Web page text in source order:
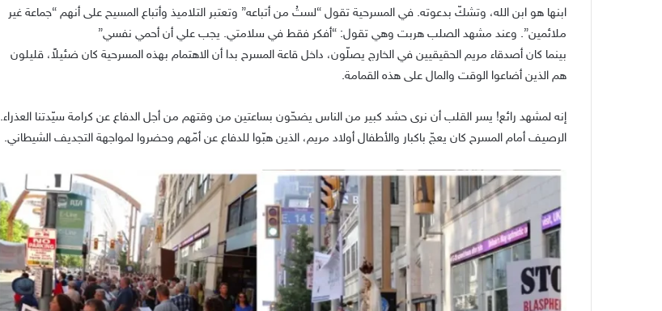
ابنها هو ابن الله، وتشكّ بدعوته. في المسرحية تقول “لستُ من أتباعه” وتعتبر التلاميذ وأتباع المسيح على أنهم “جماعة غير
ملائمين”. وعند مشهد الصلب هربت وهي تقول: “أفكر فقط في سلامتي. يجب علي أن أحمي نفسي”
بينما كان أصدقاء مريم الحقيقيين في الخارج يصلّون، داخل قاعة المسرح بدا أن الاهتمام بهذه المسرحية كان ضئيلاً، قليلون
هم الذين أضاعوا الوقت والمال على هذه القمامة.
إنه لمشهد رائع! يسر القلب أن نرى حشد كبير من الناس يضحّون بساعتين من وقتهم من أجل الدفاع عن كرامة سيّدتنا العذراء.
الرصيف أمام المسرح كان يعجّ باكبار والأطفال أولاد مريم، الذين هبّوا للدفاع عن أمّهم وحضروا لمواجهة التجديف الشيطاني.